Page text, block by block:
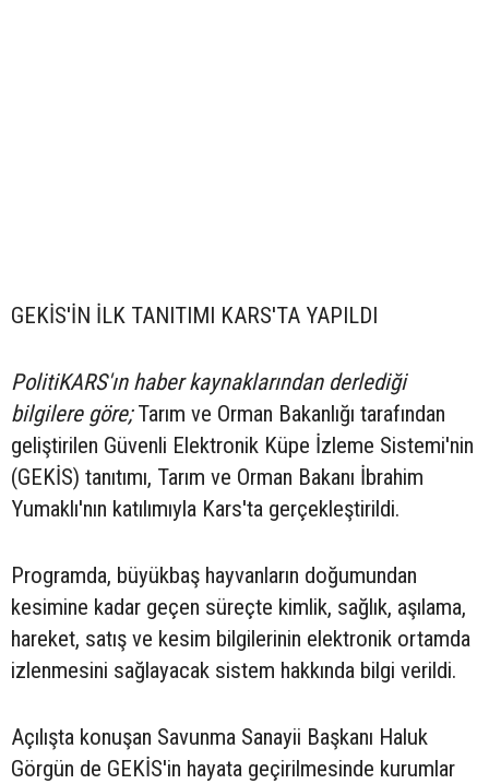
GEKİS'İN İLK TANITIMI KARS'TA YAPILDI
PolitiKARS'ın haber kaynaklarından derlediği
bilgilere göre;Tarım ve Orman Bakanlığı tarafından
geliştirilen Güvenli Elektronik Küpe İzleme Sistemi'nin
(GEKİS) tanıtımı, Tarım ve Orman Bakanı İbrahim
Yumaklı'nın katılımıyla Kars'ta gerçekleştirildi.
Programda, büyükbaş hayvanların doğumundan
kesimine kadar geçen süreçte kimlik, sağlık, aşılama,
hareket, satış ve kesim bilgilerinin elektronik ortamda
izlenmesini sağlayacak sistem hakkında bilgi verildi.
Açılışta konuşan Savunma Sanayii Başkanı Haluk
Görgün de GEKİS'in hayata geçirilmesinde kurumlar